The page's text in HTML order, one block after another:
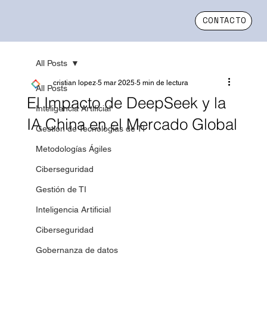
CONTACTO
All Posts
Inteligencia Artificial
Gestión de Tecnologías de TI
Metodologías Ágiles
Ciberseguridad
Gestión de TI
Inteligencia Artificial
Ciberseguridad
Gobernanza de datos
All Posts
El Impacto de DeepSeek y la
IA China en el Mercado Global
cristian lopez 5 mar 2025 5 min de lectura